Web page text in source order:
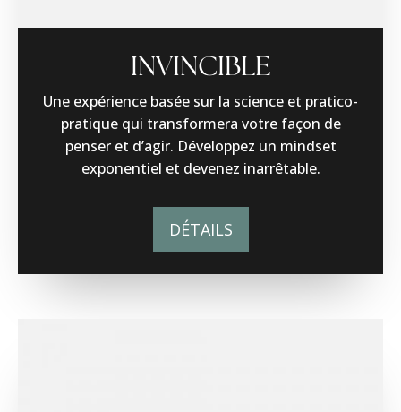
INVINCIBLE
Une expérience basée sur la science et pratico-
pratique qui transformera votre façon de
penser et d’agir. Développez un mindset
exponentiel et devenez inarrêtable.
DÉTAILS